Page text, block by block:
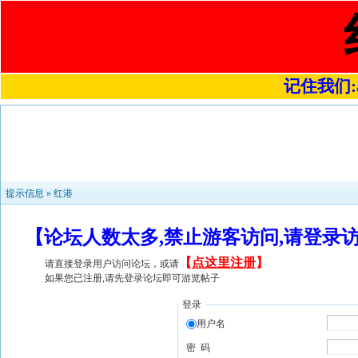
记住我们
提示信息 » 红港
【论坛人数太多,禁止游客访问,请登
请直接登录用户访问论坛，或请 【 点这里注册】
如果您已注册,请先登录论坛即可游览帖子
登录
用户名
密 码